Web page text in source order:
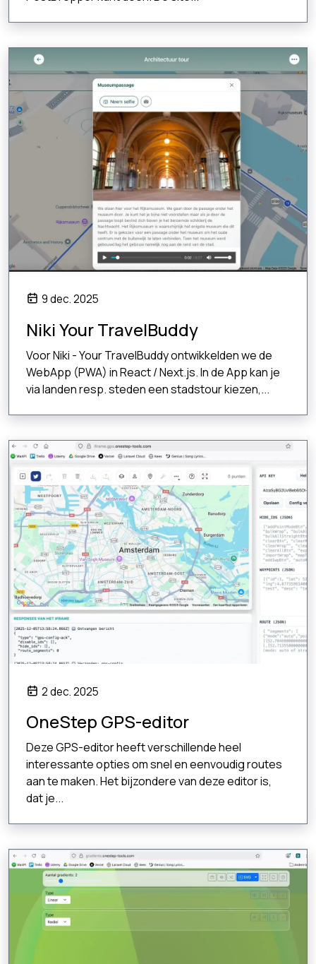
9 dec. 2025
Niki Your TravelBuddy
Voor Niki - Your TravelBuddy ontwikkelden we de
WebApp (PWA) in React / Next.js. In de App kan je
via landen resp. steden een stadstour kiezen,...
2 dec. 2025
OneStep GPS-editor
Deze GPS-editor heeft verschillende heel
interessante opties om snel en eenvoudig routes
aan te maken. Het bijzondere van deze editor is,
dat je...